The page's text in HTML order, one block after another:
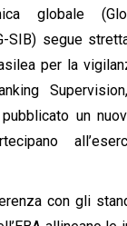
globale
SIB) segue
per la
un
con gli